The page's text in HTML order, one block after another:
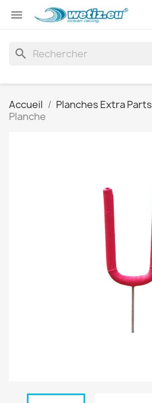

search
Accueil Planches Extra Parts
Planche